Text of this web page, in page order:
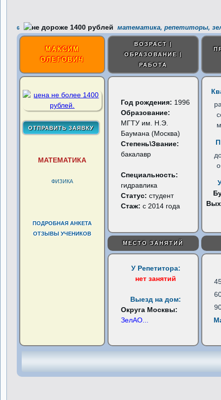
6 математика, репетиторы,
МАКСИМ
ОЛЕГОВИЧ
ВОЗРАСТ |
ОБРАЗОВАНИЕ |
РАБОТА
МАТЕМАТИКА
ФИЗИКА
ПОДРОБНАЯ АНКЕТА
ОТЗЫВЫ УЧЕНИКОВ
Год рождения: 1996
Образование:
МГТУ им. Н.Э.
Баумана (Москва)
Степень\Звание:
бакалавр
Специальность:
гидравлика
Статус:студент
Стаж: с 2014 года
МЕСТО ЗАНЯТИЙ
У Репетитора:
нет занятий
Выезд на дом:
Округа Москвы:
ЗелАО